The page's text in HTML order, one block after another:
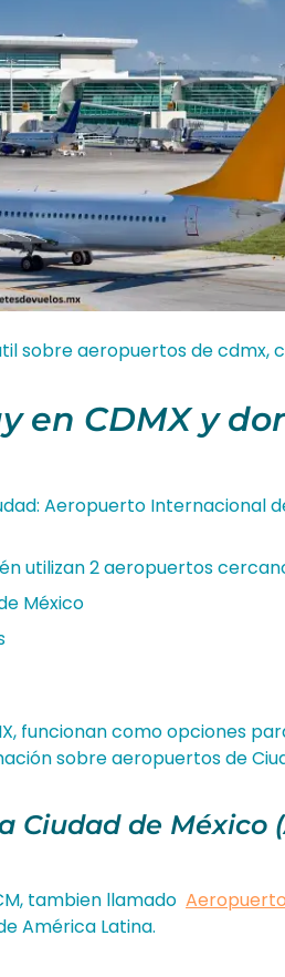
sobre aeropuertos de cdmx,
en CDMX y
Aeropuerto Internacional
utilizan 2 aeropuertos
México
funcionan como opciones
sobre aeropuertos de
Ciudad de México
tambien llamado
América Latina.